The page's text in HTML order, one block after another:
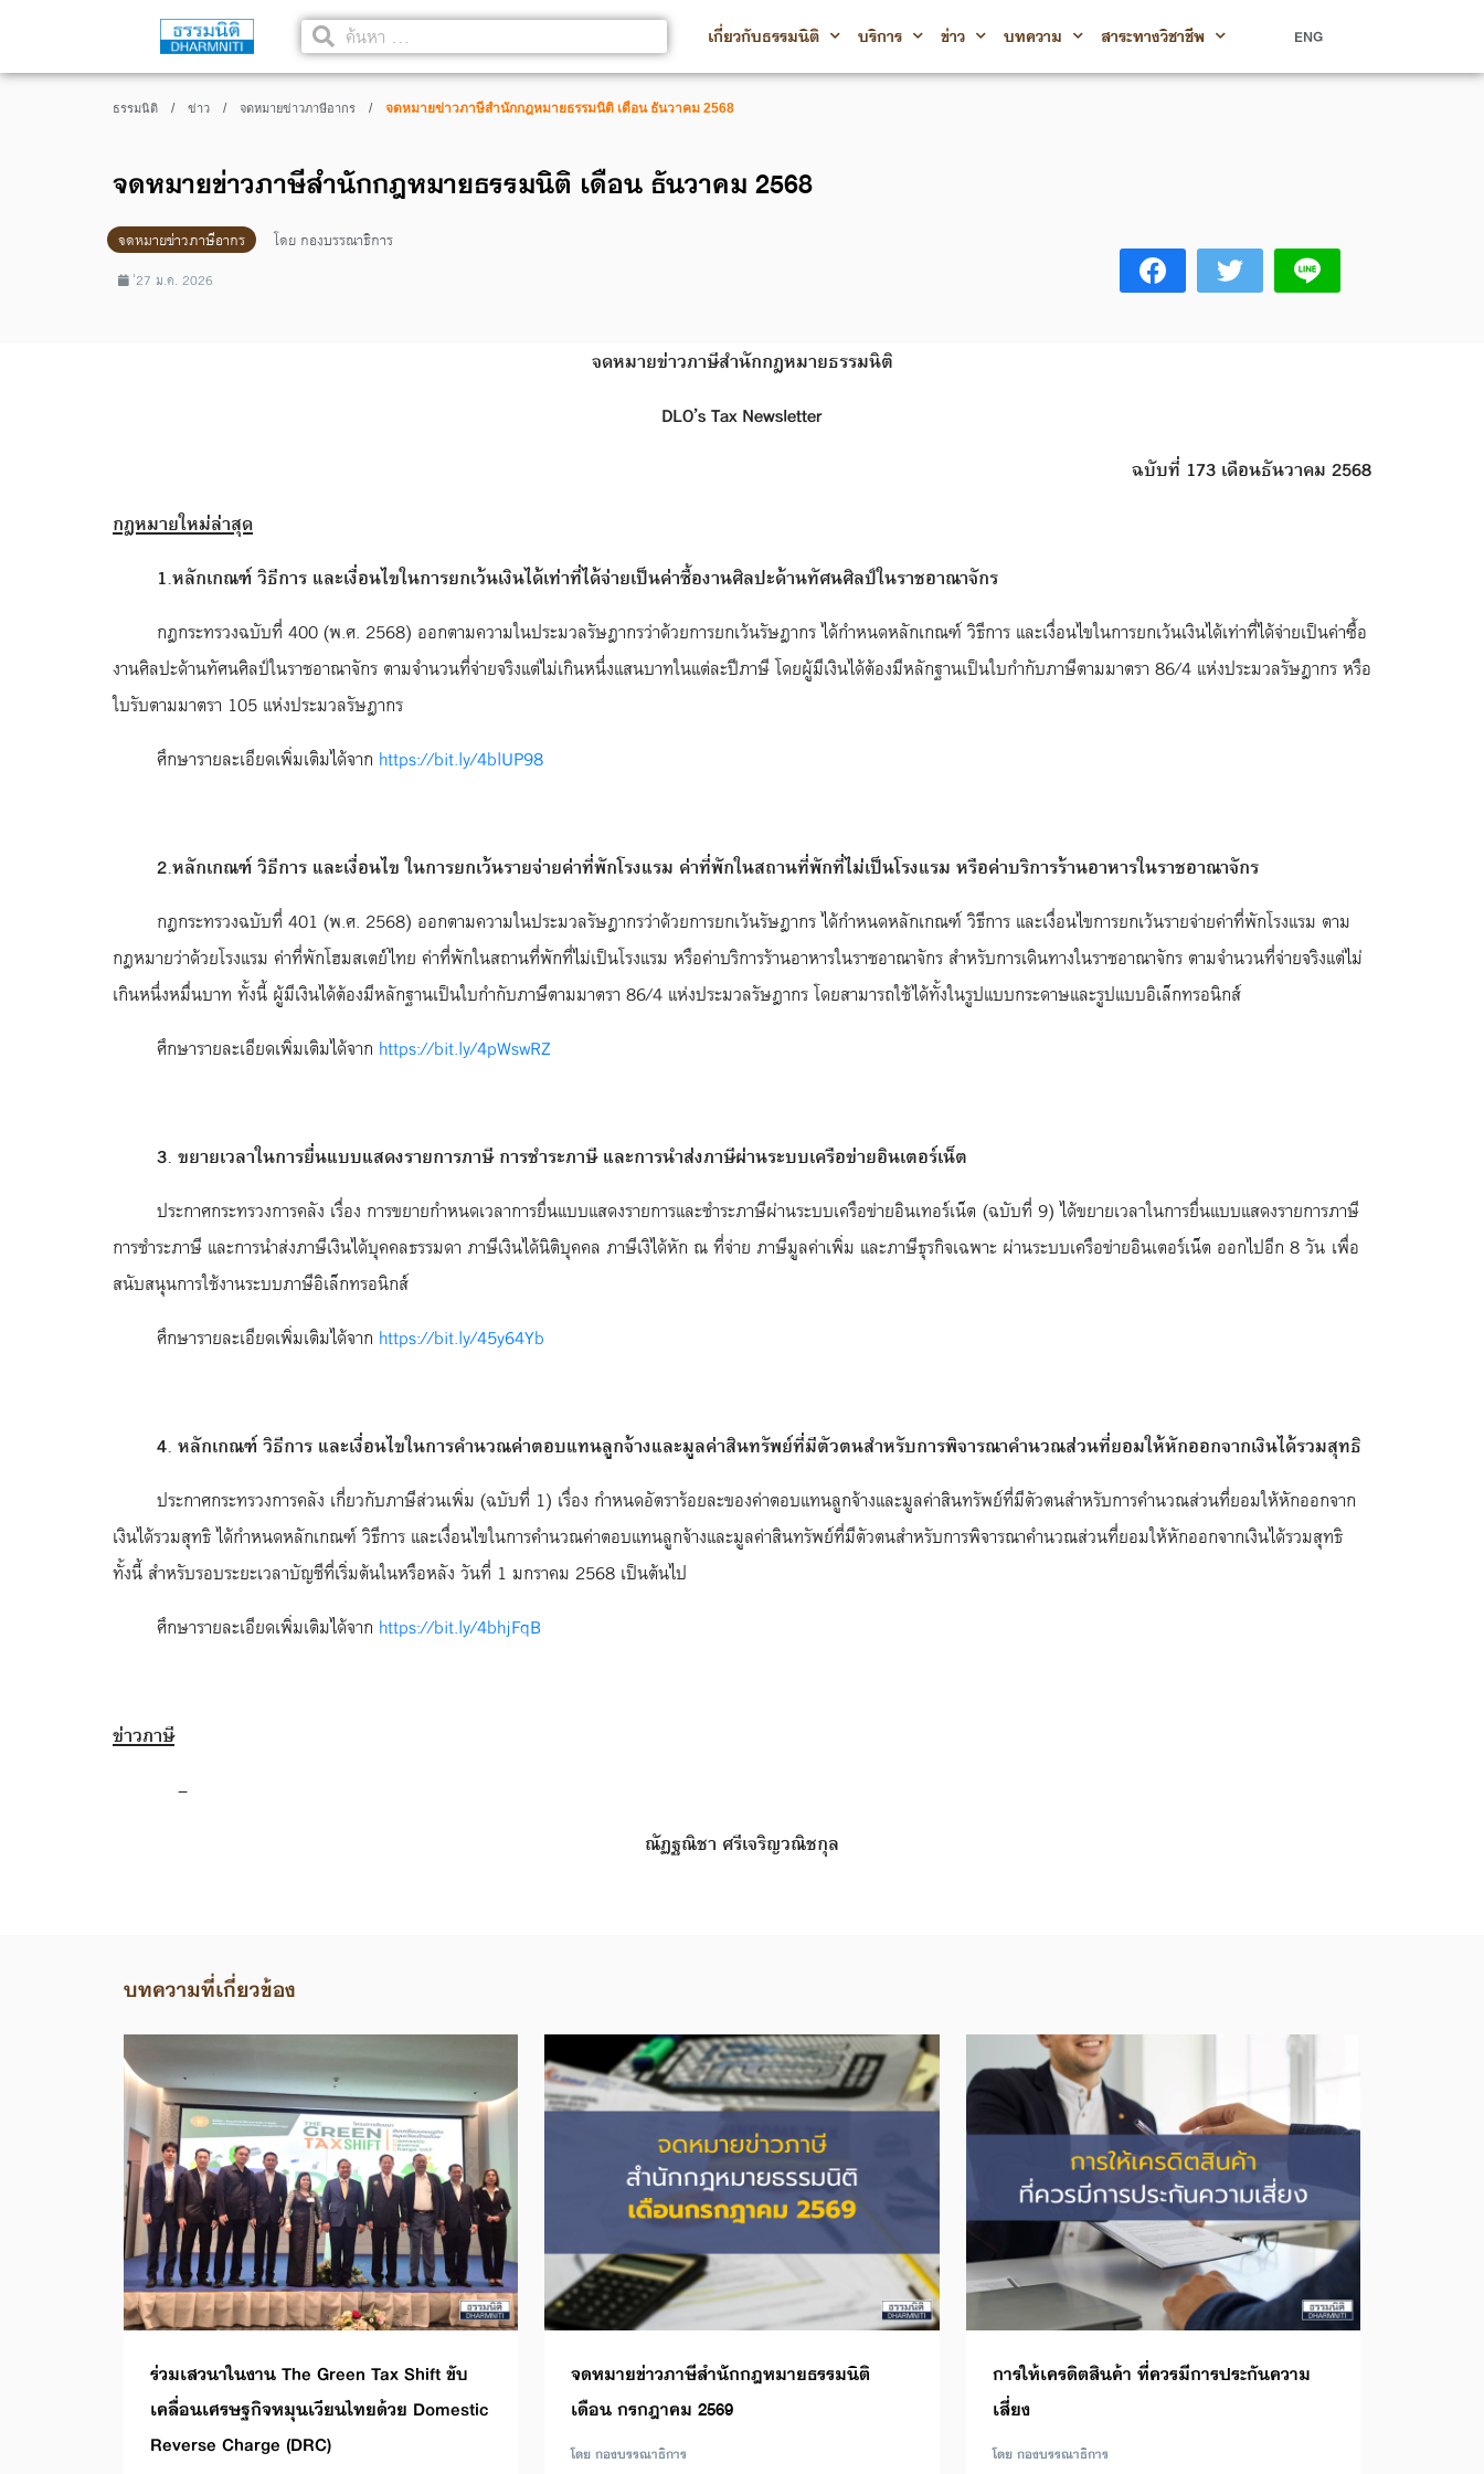
เกี่ยวกับธรรมนิติ บริการ ข่าว บทความ สาระทางวิชาชีพ ENG
ธรรมนิติ / ข่าว / จดหมายข่าวภาษีอากร / จดหมายข่าวภาษีสำนักกฎหมายธรรมนิติ เดือน ธันวาคม 2568
จดหมายข่าวภาษีสำนักกฎหมายธรรมนิติ เดือน ธันวาคม 2568
จดหมายข่าวภาษีอากร โดย กองบรรณาธิการ
่27 ม.ค. 2026
จดหมายข่าวภาษีสำนักกฎหมายธรรมนิติ
DLO’s Tax Newsletter
ฉบับที่ 173 เดือนธันวาคม 2568
กฎหมายใหม่ล่าสุด
1.หลักเกณฑ์ วิธีการ และเงื่อนไขในการยกเว้นเงินได้เท่าที่ได้จ่ายเป็นค่าซื้องานศิลปะด้านทัศนศิลป์ในราชอาณาจักร
กฎกระทรวงฉบับที่ 400 (พ.ศ. 2568) ออกตามความในประมวลรัษฎากรว่าด้วยการยกเว้นรัษฎากร ได้กำหนดหลักเกณฑ์ วิธีการ และเงื่อนไขในการยกเว้นเงินได้เท่าที่ได้จ่ายเป็นค่าซื้อ
งานศิลปะด้านทัศนศิลป์ในราชอาณาจักร ตามจำนวนที่จ่ายจริงแต่ไม่เกินหนึ่งแสนบาทในแต่ละปีภาษี โดยผู้มีเงินได้ต้องมีหลักฐานเป็นใบกำกับภาษีตามมาตรา 86/4 แห่งประมวลรัษฎากร หรือ
ใบรับตามมาตรา 105 แห่งประมวลรัษฎากร
ศึกษารายละเอียดเพิ่มเติมได้จาก https://bit.ly/4blUP98
2.หลักเกณฑ์ วิธีการ และเงื่อนไข ในการยกเว้นรายจ่ายค่าที่พักโรงแรม ค่าที่พักในสถานที่พักที่ไม่เป็นโรงแรม หรือค่าบริการร้านอาหารในราชอาณาจักร
กฎกระทรวงฉบับที่ 401 (พ.ศ. 2568) ออกตามความในประมวลรัษฎากรว่าด้วยการยกเว้นรัษฎากร ได้กำหนดหลักเกณฑ์ วิธีการ และเงื่อนไขการยกเว้นรายจ่ายค่าที่พักโรงแรม ตาม
กฎหมายว่าด้วยโรงแรม ค่าที่พักโฮมสเตย์ไทย ค่าที่พักในสถานที่พักที่ไม่เป็นโรงแรม หรือค่าบริการร้านอาหารในราชอาณาจักร สำหรับการเดินทางในราชอาณาจักร ตามจำนวนที่จ่ายจริงแต่ไม่
เกินหนึ่งหมื่นบาท ทั้งนี้ ผู้มีเงินได้ต้องมีหลักฐานเป็นใบกำกับภาษีตามมาตรา 86/4 แห่งประมวลรัษฎากร โดยสามารถใช้ได้ทั้งในรูปแบบกระดาษและรูปแบบอิเล็กทรอนิกส์
ศึกษารายละเอียดเพิ่มเติมได้จาก https://bit.ly/4pWswRZ
3. ขยายเวลาในการยื่นแบบแสดงรายการภาษี การชำระภาษี และการนำส่งภาษีผ่านระบบเครือข่ายอินเตอร์เน็ต
ประกาศกระทรวงการคลัง เรื่อง การขยายกำหนดเวลาการยื่นแบบแสดงรายการและชำระภาษีผ่านระบบเครือข่ายอินเทอร์เน็ต (ฉบับที่ 9) ได้ขยายเวลาในการยื่นแบบแสดงรายการภาษี
การชำระภาษี และการนำส่งภาษีเงินได้บุคคลธรรมดา ภาษีเงินได้นิติบุคคล ภาษีเงิได้หัก ณ ที่จ่าย ภาษีมูลค่าเพิ่ม และภาษีธุรกิจเฉพาะ ผ่านระบบเครือข่ายอินเตอร์เน็ต ออกไปอีก 8 วัน เพื่อ
สนับสนุนการใช้งานระบบภาษีอิเล็กทรอนิกส์
ศึกษารายละเอียดเพิ่มเติมได้จาก https://bit.ly/45y64Yb
4. หลักเกณฑ์ วิธีการ และเงื่อนไขในการคำนวณค่าตอบแทนลูกจ้างและมูลค่าสินทรัพย์ที่มีตัวตนสำหรับการพิจารณาคำนวณส่วนที่ยอมให้หักออกจากเงินได้รวมสุทธิ
ประกาศกระทรวงการคลัง เกี่ยวกับภาษีส่วนเพิ่ม (ฉบับที่ 1) เรื่อง กำหนดอัตราร้อยละของค่าตอบแทนลูกจ้างและมูลค่าสินทรัพย์ที่มีตัวตนสำหรับการคำนวณส่วนที่ยอมให้หักออกจาก
เงินได้รวมสุทธิ ได้กำหนดหลักเกณฑ์ วิธีการ และเงื่อนไขในการคำนวณค่าตอบแทนลูกจ้างและมูลค่าสินทรัพย์ที่มีตัวตนสำหรับการพิจารณาคำนวณส่วนที่ยอมให้หักออกจากเงินได้รวมสุทธิ
ทั้งนี้ สำหรับรอบระยะเวลาบัญชีที่เริ่มต้นในหรือหลัง วันที่ 1 มกราคม 2568 เป็นต้นไป
ศึกษารายละเอียดเพิ่มเติมได้จาก https://bit.ly/4bhjFqB
ข่าวภาษี
–
ณัฏฐณิชา ศรีเจริญวณิชกุล
บทความที่เกี่ยวข้อง
ร่วมเสวนาในงาน The Green Tax Shift ขับ
เคลื่อนเศรษฐกิจหมุนเวียนไทยด้วย Domestic
Reverse Charge (DRC)
จดหมายข่าวภาษีสำนักกฎหมายธรรมนิติ
เดือน กรกฎาคม 2569
โดย กองบรรณาธิการ
การให้เครดิตสินค้า ที่ควรมีการประกันความ
เสี่ยง
โดย กองบรรณาธิการ